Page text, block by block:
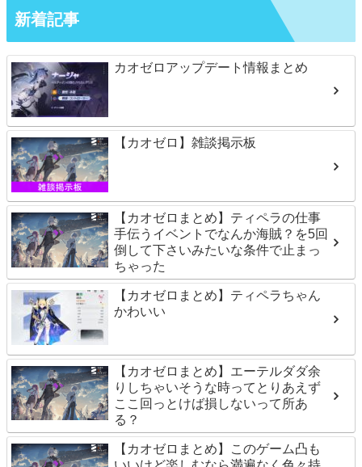
新着記事
カオゼロアップデート情報まとめ
【カオゼロ】雑談掲示板
【カオゼロまとめ】ティペラの仕事
手伝うイベントでなんか海賊？を5回
倒して下さいみたいな条件で止まっ
ちゃった
【カオゼロまとめ】ティペラちゃん
かわいい
【カオゼロまとめ】エーテルダダ余
りしちゃいそうな時ってとりあえず
ここ回っとけば損しないって所あ
る？
【カオゼロまとめ】このゲーム凸も